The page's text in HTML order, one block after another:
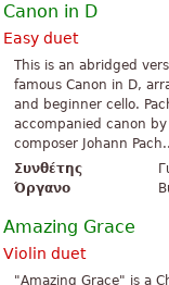
Canon in D
Easy duet
This is an abridged
famous Canon in D,
and beginner cello.
accompanied canon
composer Johann
Συνθέτης
Όργανο
Amazing Grace
Violin duet
"Amazing Grace" is a